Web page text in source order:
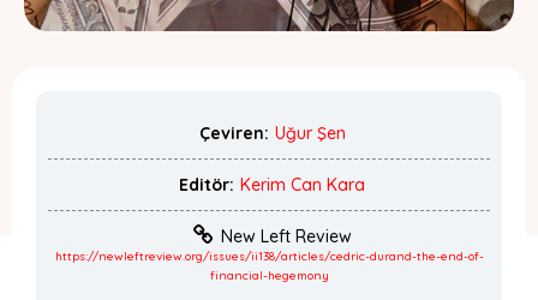
Çeviren: Uğur Şen
Editör: Kerim Can Kara
New Left Review
https://newleftreview.org/issues/ii138/articles/cedric-durand-the-end-of-
financial-hegemony